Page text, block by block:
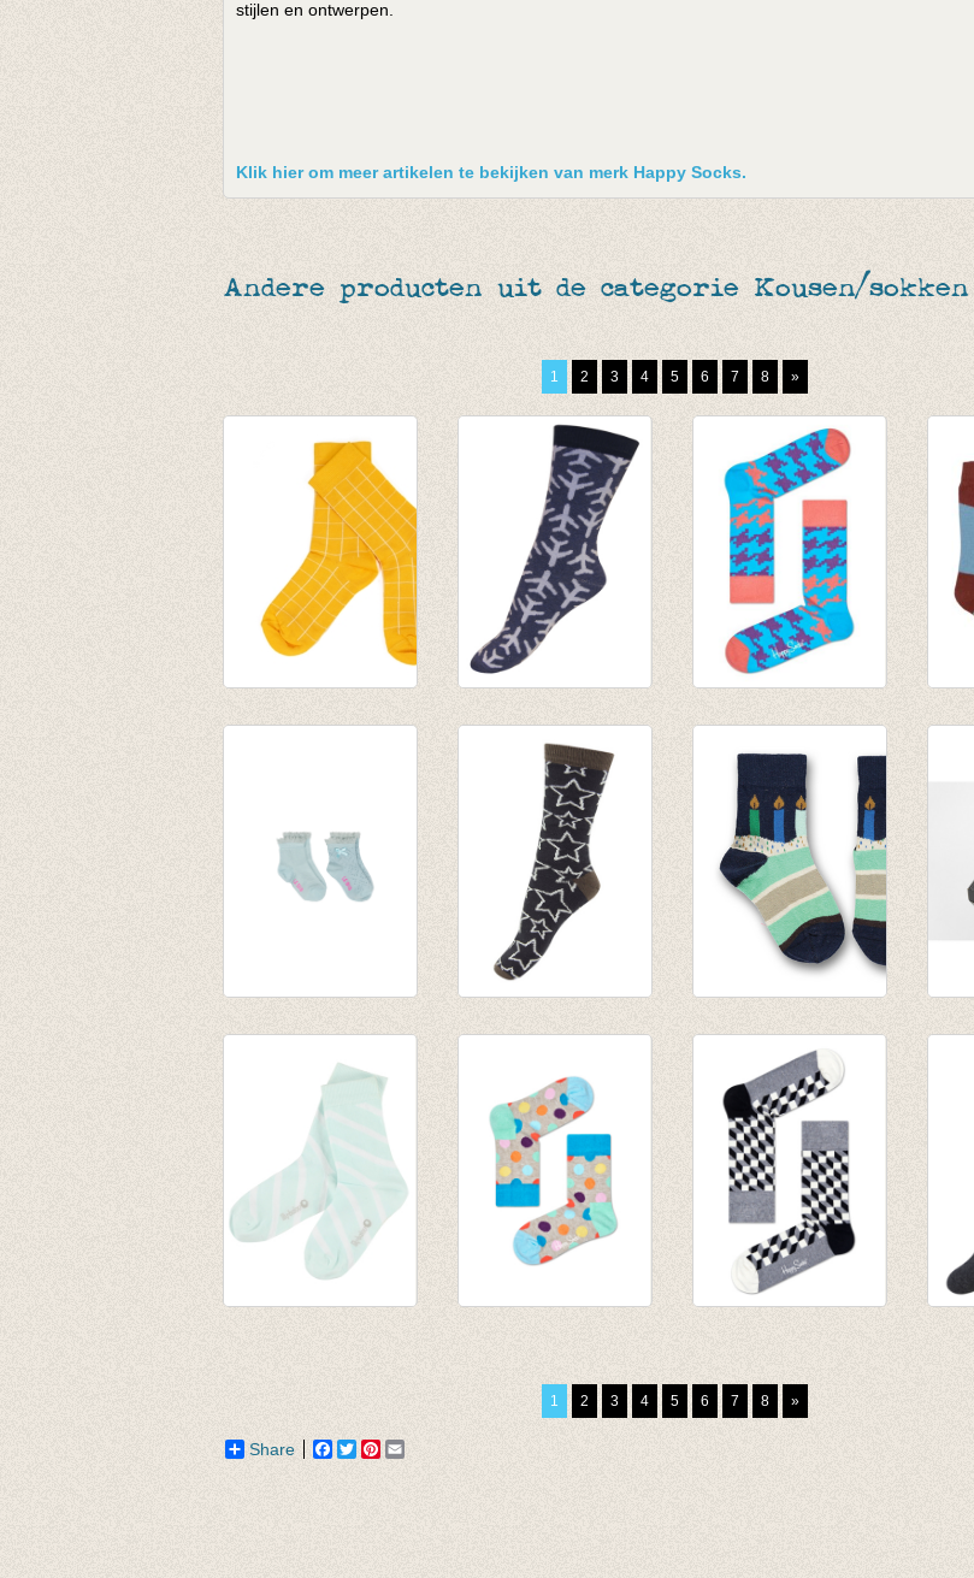
stijlen en ontwerpen.
Klik hier om meer artikelen te bekijken van merk Happy Socks.
Andere producten uit de categorie Kousen/sokken
1 2 3 4 5 6 7 8 »
gemêleerd
blauw/lichtblauw
€ 8,95
€ 6,26
walkie talkie navy
€ 8,50
€ 8,95
1 2 3 4 5 6 7 8 »
Share Facebook
TwitterPinterest